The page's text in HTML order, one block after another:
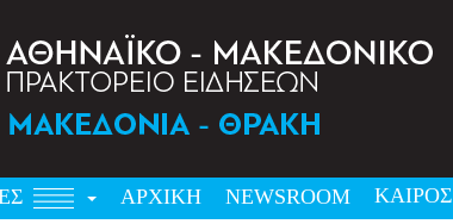
ΑΡΧΙΚΗ NEWSRΟΟΜ ΚΑΙΡΟΣ